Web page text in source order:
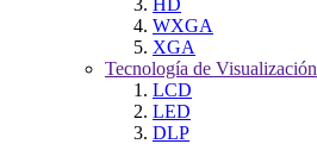
WXGA
XGA
Tecnología de Visualización
LCD
LED
DLP